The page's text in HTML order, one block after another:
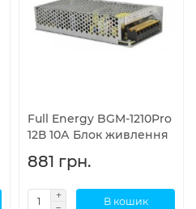
Full Energy BGM-1210Pro
12В 10А Блок живлення
881 грн.
В кошик